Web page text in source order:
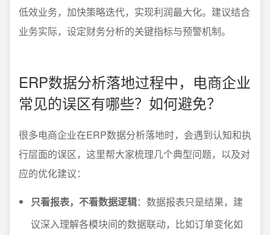
低效业务，加快策略迭代，实现利润最大化。建议结合
业务实际，设定财务分析的关键指标与预警机制。
ERP数据分析落地过程中，电商企业
常见的误区有哪些？如何避免？
很多电商企业在ERP数据分析落地时，会遇到认知和执
行层面的误区，这里帮大家梳理几个典型问题，以及对
应的优化建议：
只看报表，不看数据逻辑：数据报表只是结果，建
议深入理解各模块间的数据联动，比如订单变化如